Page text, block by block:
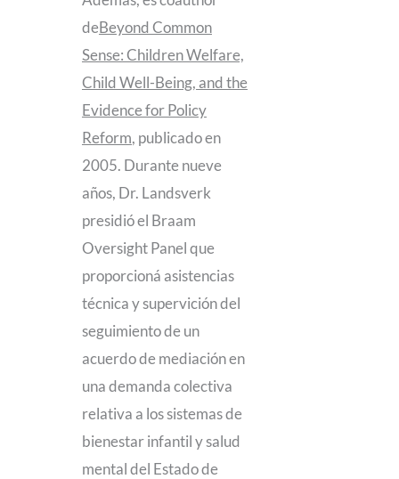
deBeyond Common
Sense: Children Welfare,
Child Well-Being, and the
Evidence for Policy
Reform, publicado en
2005. Durante nueve
años, Dr. Landsverk
presidió el Braam
Oversight Panel que
proporcioná asistencias
técnica y supervición del
seguimiento de un
acuerdo de mediación en
una demanda colectiva
relativa a los sistemas de
bienestar infantil y salud
mental del Estado de